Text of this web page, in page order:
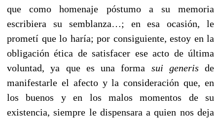
que como homenaje póstumo a su memoria
escribiera su semblanza…; en esa ocasión, le
prometí que lo haría; por consiguiente, estoy en la
obligación ética de satisfacer ese acto de última
voluntad, ya que es una forma sui generis de
manifestarle el afecto y la consideración que, en
los buenos y en los malos momentos de su
existencia, siempre le dispensara a quien nos deja